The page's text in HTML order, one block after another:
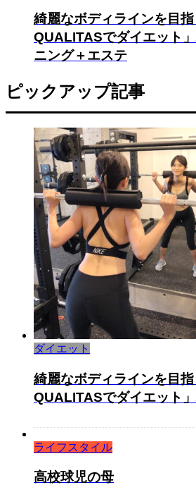
綺麗なボディラインを目
QUALITASでダイエット
ニング＋エステ
ピックアップ記事
ダイエット
綺麗なボディラインを目
QUALITASでダイエット
ライフスタイル
高校球児の母